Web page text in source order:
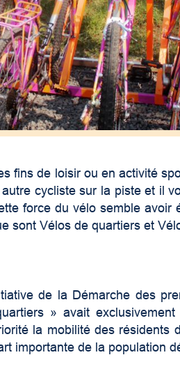
fins de loisir ou en activité
cycliste sur la piste et il
force du vélo semble avoir
sont Vélos de quartiers et
de la Démarche des
» avait exclusivement
la mobilité des résidents
importante de la population